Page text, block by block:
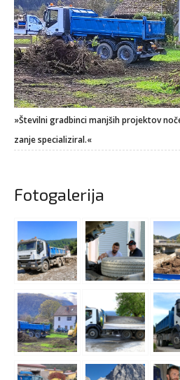
»Številni gradbinci manjših projektov
zanje specializiral.«
Fotogalerija